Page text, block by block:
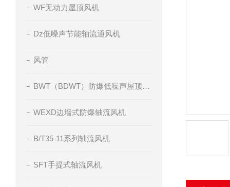
WF无动力屋顶风机
Dz低噪声节能轴流通风机
风管
BWT（BDWT）防爆低噪声屋顶轴流风机
WEXD边墙式防爆轴流风机
B/T35-11系列轴流风机
SFT手提式轴流风机